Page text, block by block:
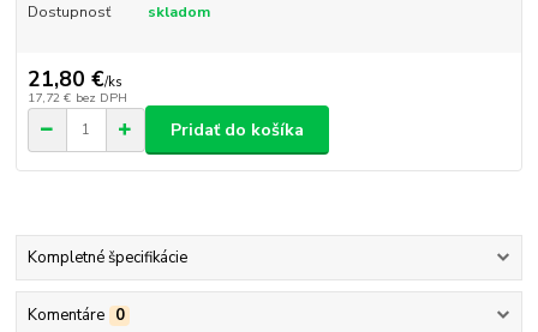
Dostupnosť skladom
21,80 €/ks
17,72 € bez DPH
Pridať do košíka
Kompletné špecifikácie
Komentáre 0